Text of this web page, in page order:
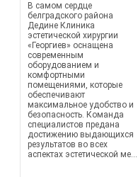
В самом сердце
белградского района
Дедине Клиника
эстетической хирургии
«Георгиев» оснащена
современным
оборудованием и
комфортными
помещениями, которые
обеспечивают
максимальное удобство и
безопасность. Команда
специалистов предана
достижению выдающихся
результатов во всех
аспектах эстетической ме...